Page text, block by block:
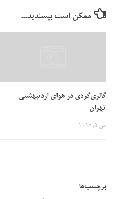
ممکن است بپسندید...
گالری‌گردی در هوای اردیبهشتی
تهران
می 5, 2016
برچسب‌ها